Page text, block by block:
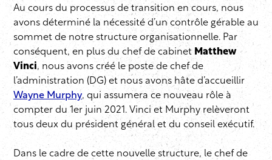
Au cours du processus de transition en cours, nous
avons déterminé la nécessité d’un contrôle gérable au
sommet de notre structure organisationnelle. Par
conséquent, en plus du chef de cabinet Matthew
Vinci, nous avons créé le poste de chef de
l’administration (DG) et nous avons hâte d’accueillir
Wayne Murphy, qui assumera ce nouveau rôle à
compter du 1er juin 2021. Vinci et Murphy relèveront
tous deux du président général et du conseil exécutif.
Dans le cadre de cette nouvelle structure, le chef de